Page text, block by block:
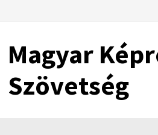
Magyar
Szövetség